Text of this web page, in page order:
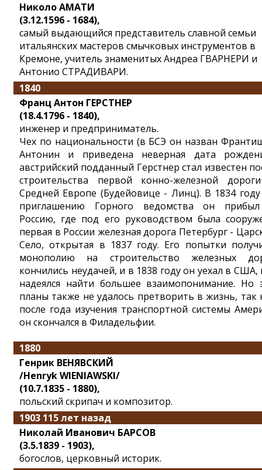
Николо АМАТИ
(3.12.1596 - 1684),
самый выдающийся представитель славной семьи
итальянских мастеров смычковых инструментов в
Кремоне, учитель знаменитых Андреа ГВАРНЕРИ и
Антонио СТРАДИВАРИ.
1840
Франц Антон ГЕРСТНЕР
(18.4.1796 - 1840),
инженер и предприниматель.
Чех по национальности (в БСЭ он назван
Антонин и приведена неверная дата
австрийский подданный Герстнер стал известен
строительства первой конно-железной
Средней Европе (Будейовице - Линц). В 1834
приглашению Горного ведомства он
Россию, где под его руководством была
первая в России железная дорога Петербург -
Село, открытая в 1837 году. Его попытки
монополию на строительство железных
кончились неудачей, и в 1838 году он уехал в США,
надеялся найти большее взаимопонимание. Но
планы также не удалось претворить в жизнь, так
после года изучения транспортной системы
он скончался в Филадельфии.
1880
Генрик ВЕНЯВСКИЙ
/Henryk WIENIAWSKI/
(10.7.1835 - 1880),
польский скрипач и композитор.
1903 115 лет назад
Николай Иванович БАРСОВ
(3.5.1839 - 1903),
богослов, церковный историк.